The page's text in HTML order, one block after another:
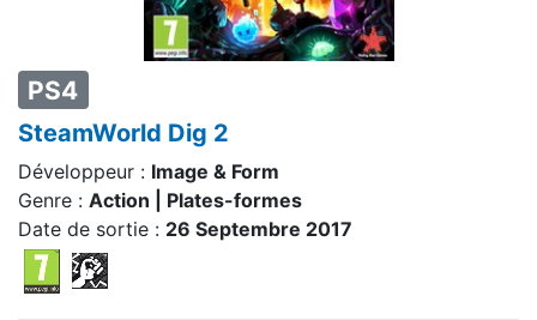
PS4
SteamWorld Dig 2
Développeur : Image & Form
Genre : Action | Plates-formes
Date de sortie : 26 Septembre 2017